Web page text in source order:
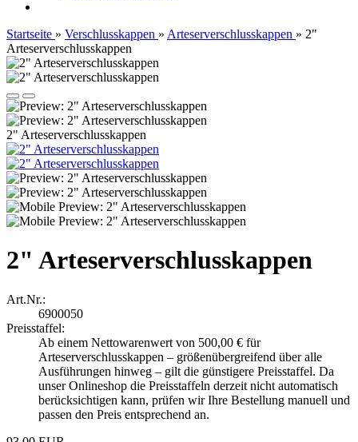
Startseite » Verschlusskappen » Arteserverschlusskappen » 2"
Arteserverschlusskappen
2" Arteserverschlusskappen
2" Arteserverschlusskappen
Art.Nr.:
6900050
Preisstaffel:
Ab einem Nettowarenwert von 500,00 € für
Arteserverschlusskappen – größenübergreifend über alle
Ausführungen hinweg – gilt die günstigere Preisstaffel. Da
unser Onlineshop die Preisstaffeln derzeit nicht automatisch
berücksichtigen kann, prüfen wir Ihre Bestellung manuell und
passen den Preis entsprechend an.